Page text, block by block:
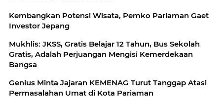
Kembangkan Potensi Wisata, Pemko Pariaman Gaet
Investor Jepang
Mukhlis: JKSS, Gratis Belajar 12 Tahun, Bus Sekolah
Gratis, Adalah Perjuangan Mengisi Kemerdekaan
Bangsa
Genius Minta Jajaran KEMENAG Turut Tanggap Atasi
Permasalahan Umat di Kota Pariaman